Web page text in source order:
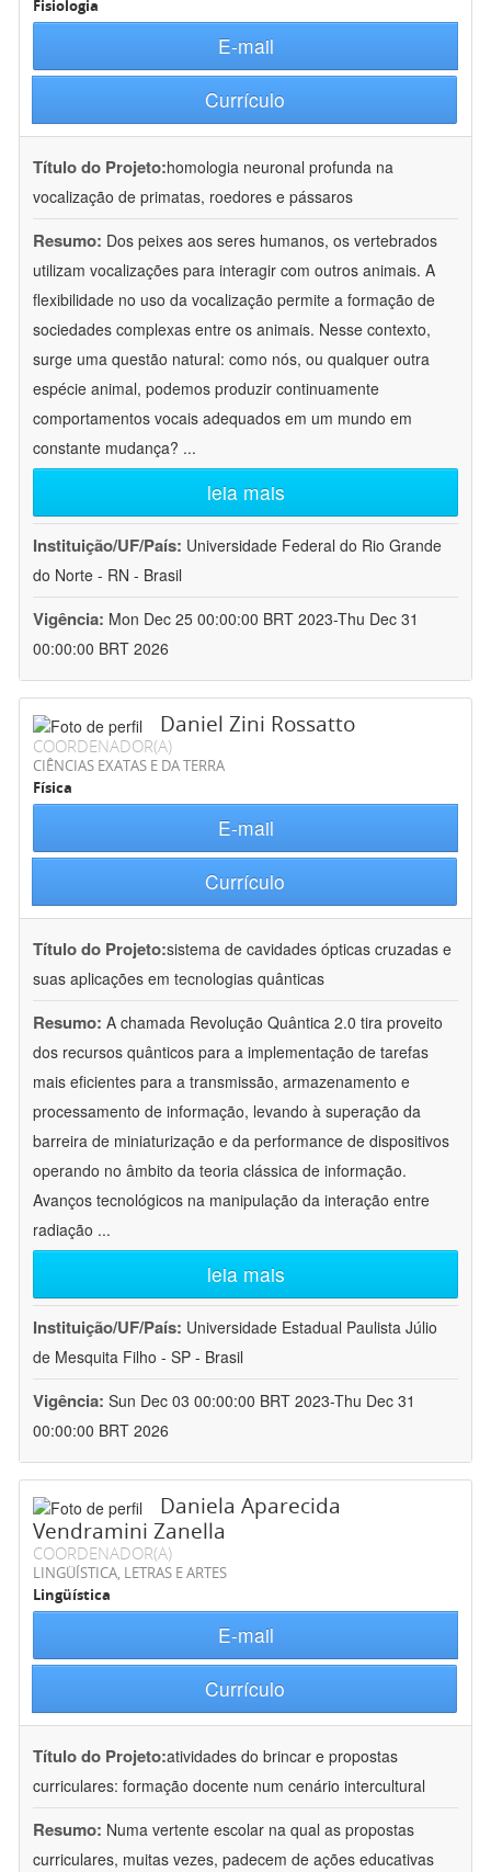
Fisiologia
E-mail
Currículo
Título do Projeto:homologia neuronal profunda na
vocalização de primatas, roedores e pássaros
Resumo: Dos peixes aos seres humanos, os vertebrados
utilizam vocalizações para interagir com outros animais. A
flexibilidade no uso da vocalização permite a formação de
sociedades complexas entre os animais. Nesse contexto,
surge uma questão natural: como nós, ou qualquer outra
espécie animal, podemos produzir continuamente
comportamentos vocais adequados em um mundo em
constante mudança? ...
leia mais
Instituição/UF/País: Universidade Federal do Rio Grande
do Norte - RN - Brasil
Vigência: Mon Dec 25 00:00:00 BRT 2023-Thu Dec 31
00:00:00 BRT 2026
Daniel Zini Rossatto
COORDENADOR(A)
CIÊNCIAS EXATAS E DA TERRA
Física
E-mail
Currículo
Título do Projeto:sistema de cavidades ópticas cruzadas e
suas aplicações em tecnologias quânticas
Resumo: A chamada Revolução Quântica 2.0 tira proveito
dos recursos quânticos para a implementação de tarefas
mais eficientes para a transmissão, armazenamento e
processamento de informação, levando à superação da
barreira de miniaturização e da performance de dispositivos
operando no âmbito da teoria clássica de informação.
Avanços tecnológicos na manipulação da interação entre
radiação ...
leia mais
Instituição/UF/País: Universidade Estadual Paulista Júlio
de Mesquita Filho - SP - Brasil
Vigência: Sun Dec 03 00:00:00 BRT 2023-Thu Dec 31
00:00:00 BRT 2026
Daniela Aparecida
Vendramini Zanella
COORDENADOR(A)
LINGÜÍSTICA, LETRAS E ARTES
Lingüística
E-mail
Currículo
Título do Projeto:atividades do brincar e propostas
curriculares: formação docente num cenário intercultural
Resumo: Numa vertente escolar na qual as propostas
curriculares, muitas vezes, padecem de ações educativas